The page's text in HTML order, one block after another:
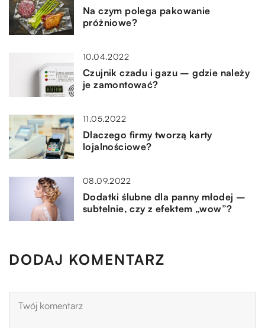
Na czym polega pakowanie
próżniowe?
10.04.2022
Czujnik czadu i gazu – gdzie należy
je zamontować?
11.05.2022
Dlaczego firmy tworzą karty
lojalnościowe?
08.09.2022
Dodatki ślubne dla panny młodej –
subtelnie, czy z efektem „wow”?
DODAJ KOMENTARZ